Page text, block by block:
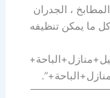
، الجدران ،
ما يمكن تنظيفه